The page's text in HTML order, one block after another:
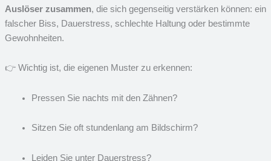
Auslöser zusammen, die sich gegenseitig verstärken können: ein
falscher Biss, Dauerstress, schlechte Haltung oder bestimmte
Gewohnheiten.
👉 Wichtig ist, die eigenen Muster zu erkennen:
Pressen Sie nachts mit den Zähnen?
Sitzen Sie oft stundenlang am Bildschirm?
Leiden Sie unter Dauerstress?